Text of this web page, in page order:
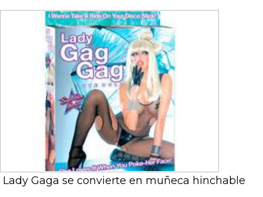
Lady Gaga se convierte en muñeca hinchable